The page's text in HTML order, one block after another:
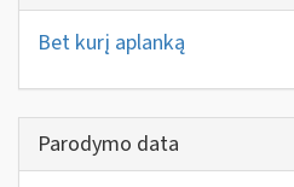
Bet kurį aplanką
Parodymo data